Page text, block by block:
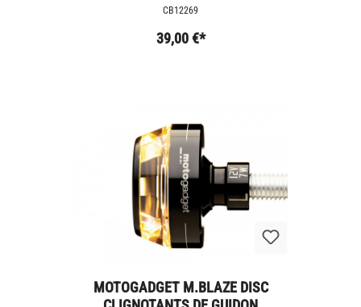
CB12269
39,00 €*
MOTOGADGET M.BLAZE DISC